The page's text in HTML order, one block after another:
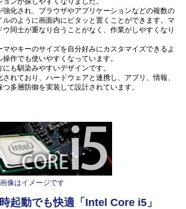
強化され、ブラウザやアプリケーションなどの複数の
ルのように画面内にピタッと置くことができます。マ
ウ同士が重なり合うことがなく、作業がしやすくなり
やキーのサイズを自分好みにカスタマイズできるよ
作でも使いやすくなっています。
も馴染みやすいデザインです。
れており、ハードウェアと連携し、アプリ、情報、
多層防御を実装して設計されています。
像はイメージです
起動でも快適「Intel Core i5」